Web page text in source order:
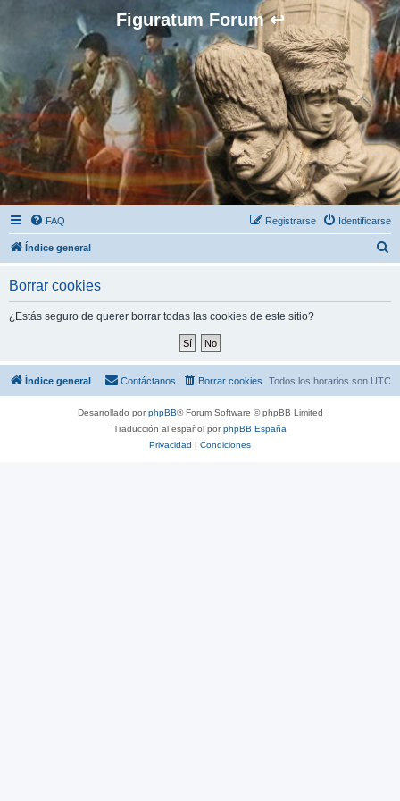
Figuratum Forum ↩
FAQ Identificarse
Registrarse
Índice general
Borrar cookies
¿Estás seguro de querer borrar todas las cookies de este sitio?
Índice general Todos los horarios son UTC
Borrar cookies
Contáctanos
Desarrollado porphpBB® Forum Software © phpBB Limited
Traducción al español porphpBB España
Privacidad | Condiciones